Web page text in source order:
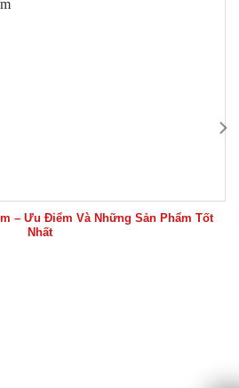
– Ưu Điểm Và Những Sản Phẩm Tốt
Nhất